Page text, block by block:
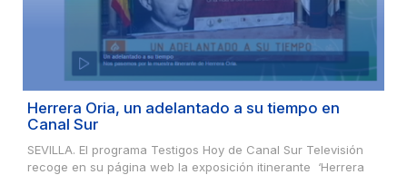
Herrera Oria, un adelantado a su tiempo en
Canal Sur
SEVILLA. El programa Testigos Hoy de Canal Sur Televisión
recoge en su página web la exposición itinerante ‘Herrera